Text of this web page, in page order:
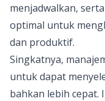
menjadwalkan,
optimal untuk
dan produktif.
Singkatnya,
untuk dapat
bahkan lebih